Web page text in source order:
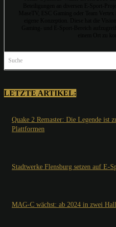
Suche
LETZTE ARTIKEL:
Quake 2 Remaster: Die Legende ist
Plattformen
Stadtwerke Flensburg setzen auf E-
MAG-C wächst: ab 2024 in zwei